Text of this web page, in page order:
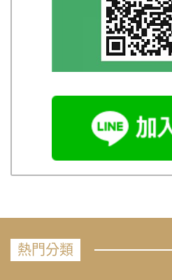
熱門分類